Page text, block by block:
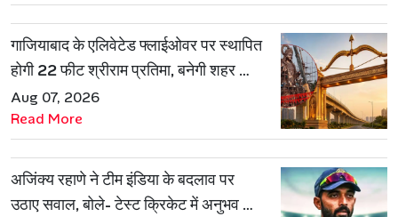
गाजियाबाद के एलिवेटेड फ्लाईओवर पर स्थापित
होगी 22 फीट श्रीराम प्रतिमा, बनेगी शहर की
नई पहचान
Aug 07, 2026
Read More
अजिंक्य रहाणे ने टीम इंडिया के बदलाव पर
उठाए सवाल, बोले- टेस्ट क्रिकेट में अनुभव की